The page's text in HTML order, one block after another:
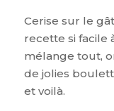
Cerise sur le
recette si facile
mélange tout,
de jolies
et voilà.